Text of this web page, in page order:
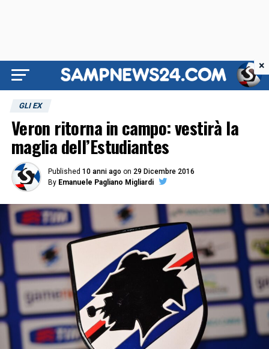
GLI EX
Veron ritorna in campo: vestirà la
maglia dell’Estudiantes
Published 10 anni ago on 29 Dicembre 2016
By Emanuele Pagliano Migliardi
×